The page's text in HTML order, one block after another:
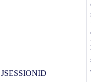
JSESSIONID